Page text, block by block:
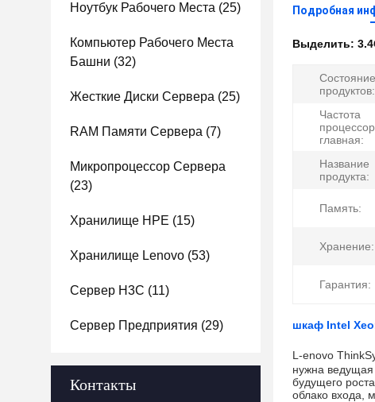
Ноутбук Рабочего Места (25)
Компьютер Рабочего Места
Башни (32)
Жесткие Диски Сервера (25)
RAM Памяти Сервера (7)
Микропроцессор Сервера
(23)
Хранилище HPE (15)
Хранилище Lenovo (53)
Сервер H3C (11)
Сервер Предприятия (29)
Контакты
Подробная
Выделить:
Состояние
продуктов:
Частота
главная:
Название
продукта:
Память:
Хранение:
Гарантия:
шкаф Intel
L-enovo
нужна ведущая
будущего
облако входа,